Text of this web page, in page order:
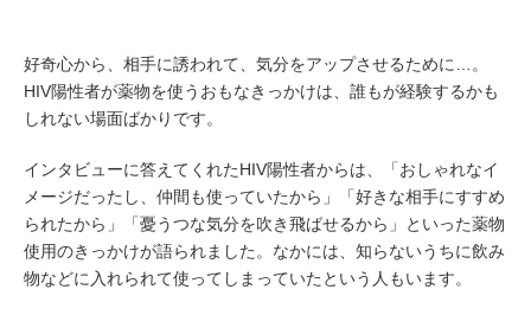
好奇心から、相手に誘われて、気分をアップさせるために…。
HIV陽性者が薬物を使うおもなきっかけは、誰もが経験するかも
しれない場面ばかりです。
インタビューに答えてくれたHIV陽性者からは、「おしゃれなイ
メージだったし、仲間も使っていたから」「好きな相手にすすめ
られたから」「憂うつな気分を吹き飛ばせるから」といった薬物
使用のきっかけが語られました。なかには、知らないうちに飲み
物などに入れられて使ってしまっていたという人もいます。